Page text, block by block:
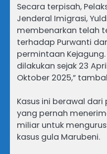
Secara terpisah,
Jenderal Imigrasi,
membenarkan telah
terhadap Purwanti
permintaan
dilakukan sejak 23
Oktober 2025,”
Kasus ini berawal
yang pernah
miliar untuk
kasus gula Marubeni.